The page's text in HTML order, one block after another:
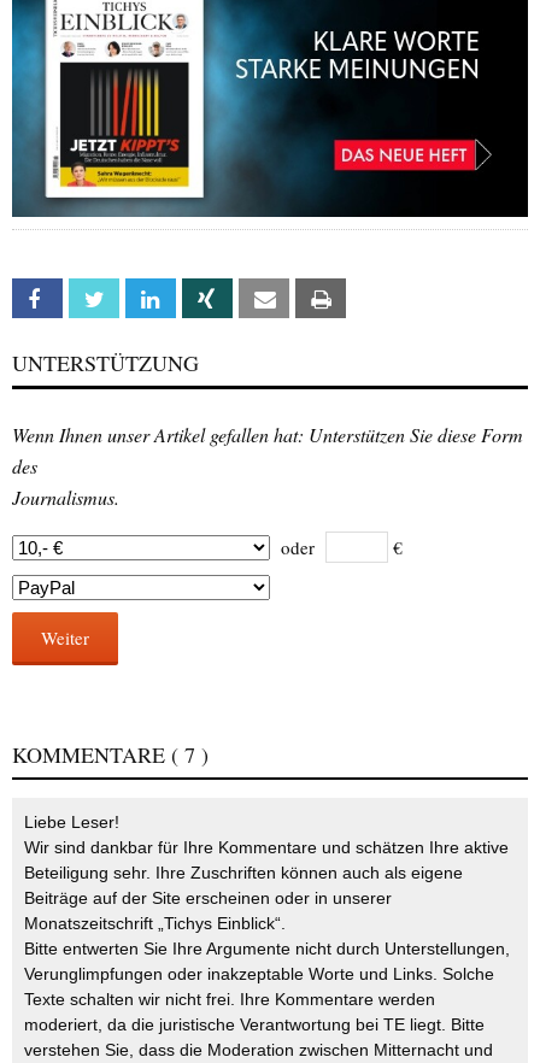
Facebook Twitter Linkedin Xing Email
UNTERSTÜTZUNG
Wenn Ihnen unser Artikel gefallen hat: Unterstützen Sie diese Form
des
Journalismus.
oder €
Weiter
KOMMENTARE ( 7 )
Liebe Leser!
Wir sind dankbar für Ihre Kommentare und schätzen Ihre aktive
Beteiligung sehr. Ihre Zuschriften können auch als eigene
Beiträge auf der Site erscheinen oder in unserer
Monatszeitschrift „Tichys Einblick“.
Bitte entwerten Sie Ihre Argumente nicht durch Unterstellungen,
Verunglimpfungen oder inakzeptable Worte und Links. Solche
Texte schalten wir nicht frei. Ihre Kommentare werden
moderiert, da die juristische Verantwortung bei TE liegt. Bitte
verstehen Sie, dass die Moderation zwischen Mitternacht und